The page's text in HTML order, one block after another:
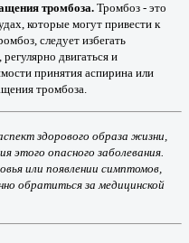
тромбоза.Тромбоз - это
которые могут привести к
следует избегать
двигаться и
принятия аспирина или
тромбоза.
здорового образа жизни,
этого опасного заболевания.
или появлении симптомов,
обратиться за медицинской